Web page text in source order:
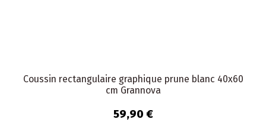
Coussin rectangulaire graphique prune blanc 40x60
cm Grannova
59,90 €